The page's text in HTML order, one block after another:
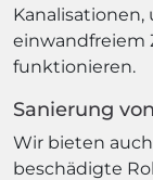
Kanalisationen,
einwandfreiem
funktionieren.
Sanierung
Wir bieten
beschädigte